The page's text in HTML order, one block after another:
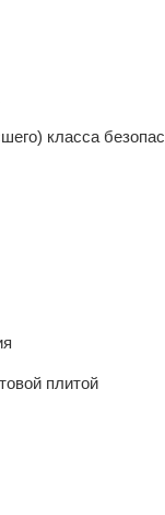
класса
плитой